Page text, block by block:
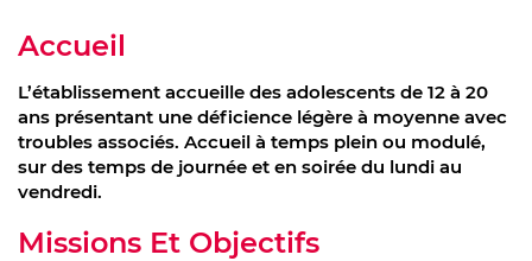
Accueil
L’établissement accueille des adolescents de 12 à 20
ans présentant une déficience légère à moyenne avec
troubles associés. Accueil à temps plein ou modulé,
sur des temps de journée et en soirée du lundi au
vendredi.
Missions Et Objectifs